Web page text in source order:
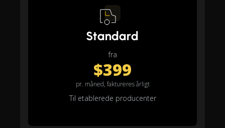
Standard
fra
$399
pr. måned, faktureres årligt
Til etablerede producenter